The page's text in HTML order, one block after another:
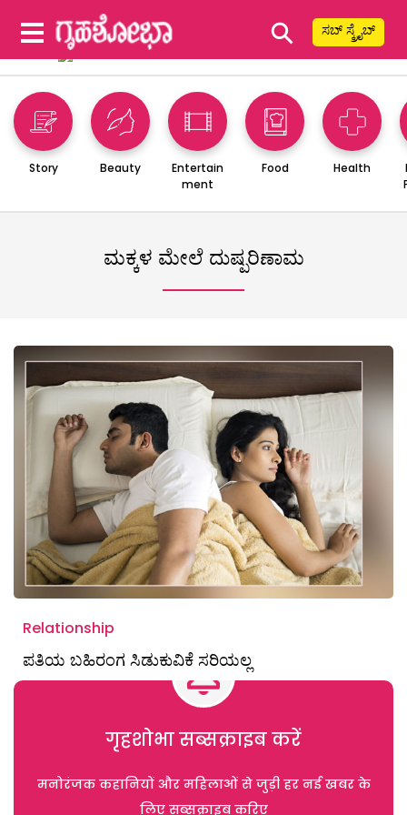
⚲ ಸಬ್ ಸ್ಕ್ರೈಬ್
Story Beauty
Entertain
ment
Food Health
ಮಕ್ಕಳ ಮೇಲೆ ದುಷ್ಪರಿಣಾಮ
Relationship
ಪತಿಯ ಬಹಿರಂಗ ಸಿಡುಕುವಿಕೆ ಸರಿಯಲ್ಲ
गृहशोभा सब्सक्राइब करें
मनोरंजक कहानियों और महिलाओं से जुड़ी हर नई खबर के
लिए सब्सक्राइब करिए